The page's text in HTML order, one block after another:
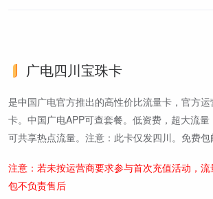
广电四川宝珠卡
是中国广电官方推出的高性价比流量卡，官方
卡。中国广电APP可查套餐。低资费，超大流量
可共享热点流量。注意：此卡仅发四川。免费包
注意：若未按运营商要求参与首次充值活动，
包不负责售后